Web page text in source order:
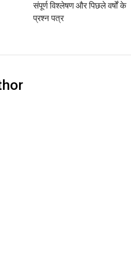
संपूर्ण विश्लेषण और पिछले वर्षों के
प्रश्न पत्र